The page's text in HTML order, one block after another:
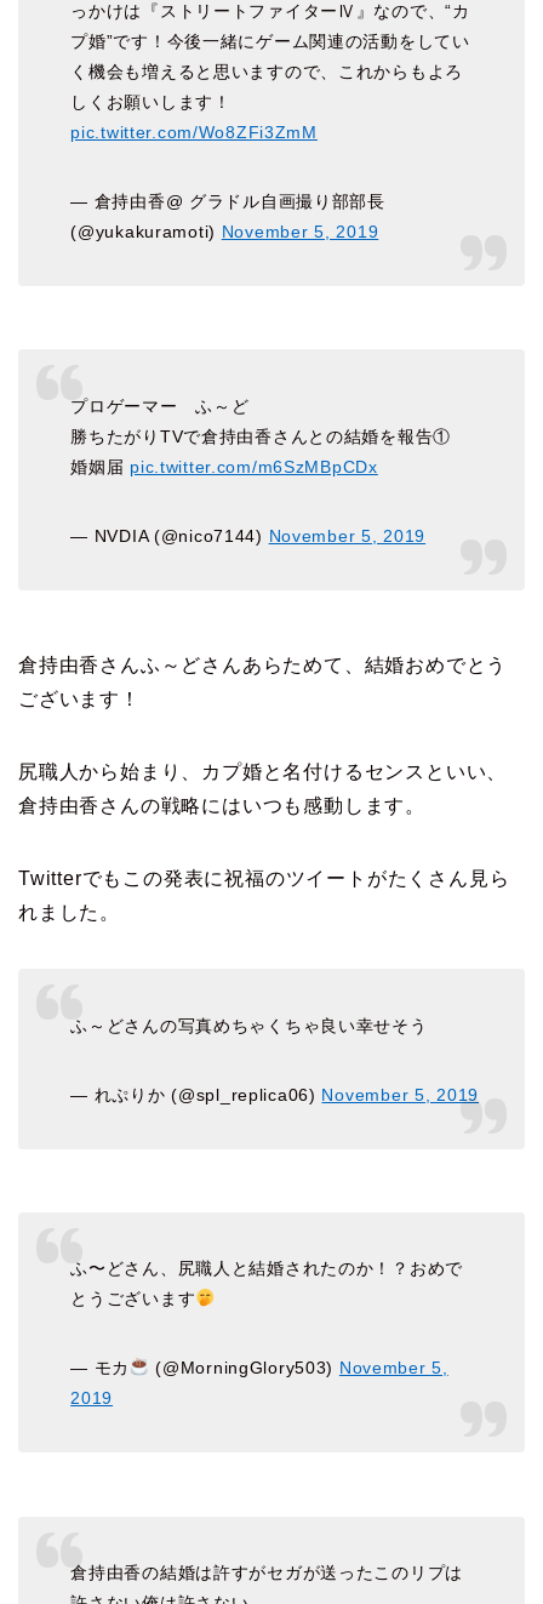
っかけは『ストリートファイターⅣ』なので、“カ
プ婚”です！今後一緒にゲーム関連の活動をしてい
く機会も増えると思いますので、これからもよろ
しくお願いします！
pic.twitter.com/Wo8ZFi3ZmM
— 倉持由香@ グラドル自画撮り部部長
(@yukakuramoti) November 5, 2019
プロゲーマー ふ～ど
勝ちたがりTVで倉持由香さんとの結婚を報告①
婚姻届 pic.twitter.com/m6SzMBpCDx
— NVDIA (@nico7144) November 5, 2019
倉持由香さんふ～どさんあらためて、結婚おめでとう
ございます！
尻職人から始まり、カプ婚と名付けるセンスといい、
倉持由香さんの戦略にはいつも感動します。
Twitterでもこの発表に祝福のツイートがたくさん見ら
れました。
ふ～どさんの写真めちゃくちゃ良い幸せそう
— れぷりか (@spl_replica06) November 5, 2019
ふ〜どさん、尻職人と結婚されたのか！？おめで
とうございます
— モカ (@MorningGlory503) November 5,
2019
倉持由香の結婚は許すがセガが送ったこのリプは